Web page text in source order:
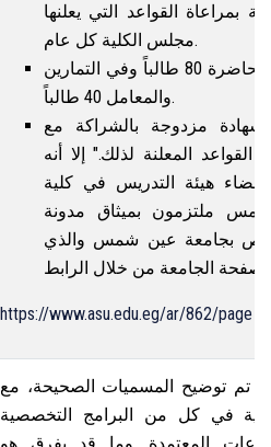
بمراعاة القواعد التي يعلنها
مجلس الكلية كل عام.
أقصى عدد للطلبة في المحاضرة 80 طالباً وفي التمارين
والمعامل 40 طالباً.
مزدوجة بالشراكة مع
المعلنة لذلك." إلا أنه
هيئة التدريس في كلية
ملتزمون بميثاق مدونة
بجامعة عين شمس والذي
https://www.asu.edu.eg/ar/862/page
تم توضيح المسميات الصحيحة، مع
في كل من البرامج التخصصية